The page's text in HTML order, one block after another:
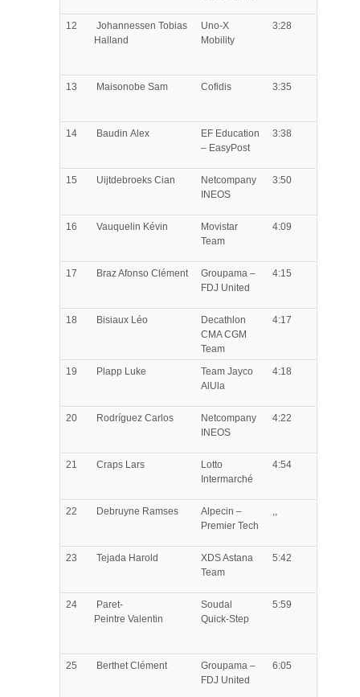
12 Johannessen Tobias
Halland
Uno-X
Mobility
3:28
13 Maisonobe Sam Cofidis 3:35
14 Baudin Alex
EF Education
– EasyPost
3:38
15 Uijtdebroeks Cian
Netcompany
INEOS
3:50
16 Vauquelin Kévin
Movistar
Team
4:09
17 Braz Afonso Clément
Groupama –
FDJ United
4:15
18 Bisiaux Léo
Decathlon
CMA CGM
Team
4:17
19 Plapp Luke
Team Jayco
AlUla
4:18
20 Rodríguez Carlos
Netcompany
INEOS
4:22
21 Craps Lars
Lotto
Intermarché
4:54
22 Debruyne Ramses
Alpecin –
Premier Tech
,,
23 Tejada Harold
XDS Astana
Team
5:42
24
Paret-
Peintre Valentin
Soudal
Quick-Step
5:59
25 BerthetClément
Groupama –
FDJ United
6:05